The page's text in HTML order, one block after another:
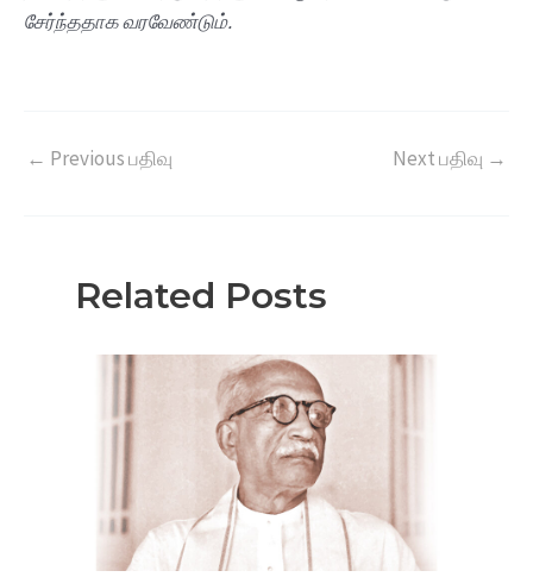
சேர்ந்ததாக வரவேண்டும்.
← Previous பதிவு Next பதிவு →
Related Posts